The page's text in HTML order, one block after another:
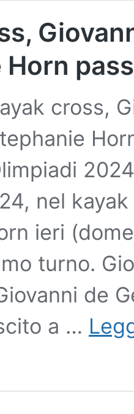
Horn
cross,
nel
ieri
turno.
de
a …